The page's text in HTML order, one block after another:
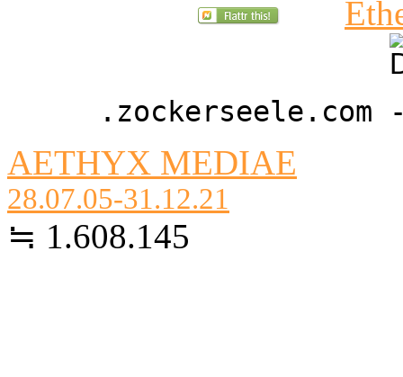
AETHYX MEDIAE
28.07.05-31.12.21
≒ 1.608.145